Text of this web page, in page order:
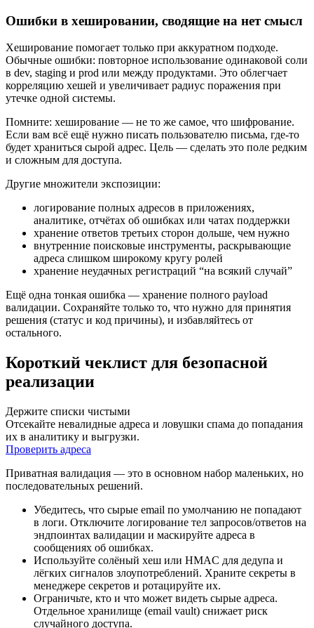
Ошибки в хешировании, сводящие на нет смысл
Хеширование помогает только при аккуратном подходе.
Обычные ошибки: повторное использование одинаковой соли
в dev, staging и prod или между продуктами. Это облегчает
корреляцию хешей и увеличивает радиус поражения при
утечке одной системы.
Помните: хеширование — не то же самое, что шифрование.
Если вам всё ещё нужно писать пользователю письма, где‑то
будет храниться сырой адрес. Цель — сделать это поле редким
и сложным для доступа.
Другие множители экспозиции:
логирование полных адресов в приложениях,
аналитике, отчётах об ошибках или чатах поддержки
хранение ответов третьих сторон дольше, чем нужно
внутренние поисковые инструменты, раскрывающие
адреса слишком широкому кругу ролей
хранение неудачных регистраций “на всякий случай”
Ещё одна тонкая ошибка — хранение полного payload
валидации. Сохраняйте только то, что нужно для принятия
решения (статус и код причины), и избавляйтесь от
остального.
Короткий чеклист для безопасной
реализации
Держите списки чистыми
Отсекайте невалидные адреса и ловушки спама до попадания
их в аналитику и выгрузки.
Проверить адреса
Приватная валидация — это в основном набор маленьких, но
последовательных решений.
Убедитесь, что сырые email по умолчанию не попадают
в логи. Отключите логирование тел запросов/ответов на
эндпоинтах валидации и маскируйте адреса в
сообщениях об ошибках.
Используйте солёный хеш или HMAC для дедупа и
лёгких сигналов злоупотреблений. Храните секреты в
менеджере секретов и ротацируйте их.
Ограничьте, кто и что может видеть сырые адреса.
Отдельное хранилище (email vault) снижает риск
случайного доступа.